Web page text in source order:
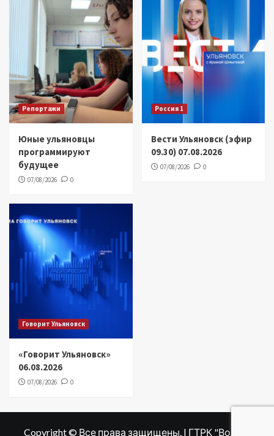
Репортажи
Юные ульяновцы
программируют
будущее
07/08/2026 0
Россия 1
Вести Ульяновск (эфир
09.30) 07.08.2026
07/08/2026 0
Говорит Ульяновск
«Говорит Ульяновск»
06.08.2026
07/08/2026 0
Copyright © Все права защищены. | ГТРК "Волга"